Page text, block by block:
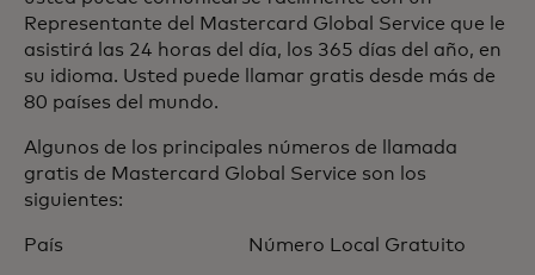
Representante del Mastercard Global Service que le
asistirá las 24 horas del día, los 365 días del año, en
su idioma. Usted puede llamar gratis desde más de
80 países del mundo.
Algunos de los principales números de llamada
gratis de Mastercard Global Service son los
siguientes:
País Número Local Gratuito